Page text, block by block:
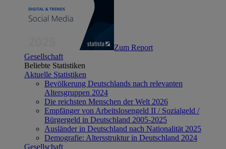
Zum Report
Gesellschaft
Beliebte Statistiken
Aktuelle Statistiken
Bevölkerung Deutschlands nach relevanten
Altersgruppen 2024
Die reichsten Menschen der Welt 2026
Empfänger von Arbeitslosengeld II / Sozialgeld /
Bürgergeld in Deutschland 2005-2025
Ausländer in Deutschland nach Nationalität 2025
Demografie: Altersstruktur in Deutschland 2024
Gesellschaft